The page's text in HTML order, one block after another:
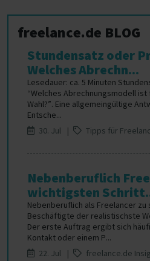
freelance.de BLOG
Stundensatz oder
Welches Abrechn...
Lesedauer: ca. 5 Minuten
“Welches Abrechnungsmodell
Wahl?”. Eine allgemeingültige
Entsche...
30. Jul |
Tipps für
Nebenberuflich
wichtigsten
Nebenberuflich als Freelancer
Beschäftigte der realistischste
Der erste Auftrag ergibt sich
Kontakt oder einem P...
22. Jul |
freelance.de